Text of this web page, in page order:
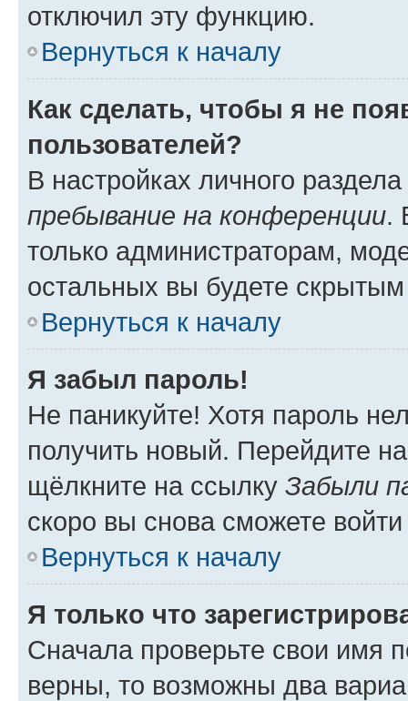
отключил эту функцию.
Вернуться к началу
Как сделать, чтобы я не
пользователей?
В настройках личного
пребывание на конференции.
только администраторам,
остальных вы будете
Вернуться к началу
Я забыл пароль!
Не паникуйте! Хотя пароль
получить новый. Перейдите
щёлкните на ссылку Забыли
скоро вы снова сможете
Вернуться к началу
Я только что
Сначала проверьте свои имя
верны, то возможны два